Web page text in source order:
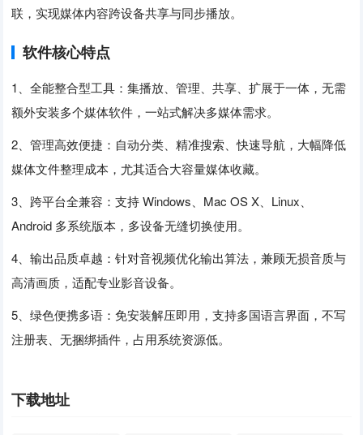
联，实现媒体内容跨设备共享与同步播放。
软件核心特点
1、全能整合型工具：集播放、管理、共享、扩展于一体，无需
额外安装多个媒体软件，一站式解决多媒体需求。
2、管理高效便捷：自动分类、精准搜索、快速导航，大幅降低
媒体文件整理成本，尤其适合大容量媒体收藏。
3、跨平台全兼容：支持 Windows、Mac OS X、Linux、
Android 多系统版本，多设备无缝切换使用。
4、输出品质卓越：针对音视频优化输出算法，兼顾无损音质与
高清画质，适配专业影音设备。
5、绿色便携多语：免安装解压即用，支持多国语言界面，不写
注册表、无捆绑插件，占用系统资源低。
下载地址